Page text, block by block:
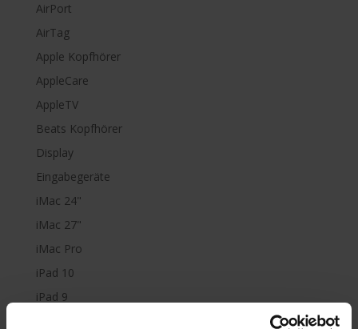
AirPort
AirTag
Apple Kopfhörer
AppleCare
AppleTV
Beats Kopfhörer
Display
Eingabegeräte
iMac 24"
iMac 27"
iMac Pro
iPad 10
iPad 9